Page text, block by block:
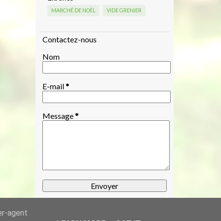
MARCHÉ DE NOËL VIDE GRENIER
Contactez-nous
Nom
E-mail*
Message*
agent